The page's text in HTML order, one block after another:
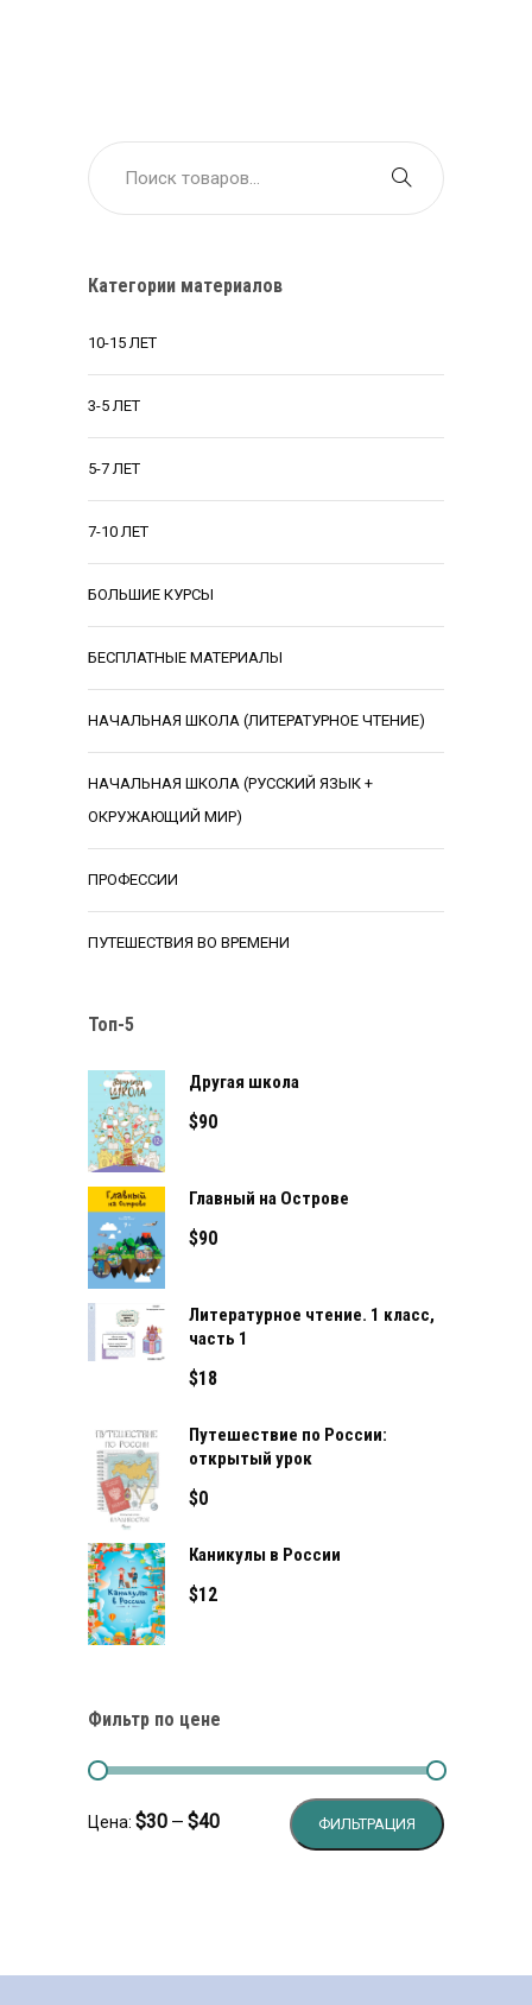
Категории материалов
10-15 ЛЕТ
3-5 ЛЕТ
5-7 ЛЕТ
7-10 ЛЕТ
БОЛЬШИЕ КУРСЫ
БЕСПЛАТНЫЕ МАТЕРИАЛЫ
НАЧАЛЬНАЯ ШКОЛА (ЛИТЕРАТУРНОЕ ЧТЕНИЕ)
НАЧАЛЬНАЯ ШКОЛА (РУССКИЙ ЯЗЫК +
ОКРУЖАЮЩИЙ МИР)
ПРОФЕССИИ
ПУТЕШЕСТВИЯ ВО ВРЕМЕНИ
Топ-5
Другая школа
$90
Главный на Острове
$90
Литературное чтение. 1 класс,
часть 1
$18
Путешествие по России:
открытый урок
$0
Каникулы в России
$12
Фильтр по цене
ФИЛЬТРАЦИЯ
Цена: $30 — $40